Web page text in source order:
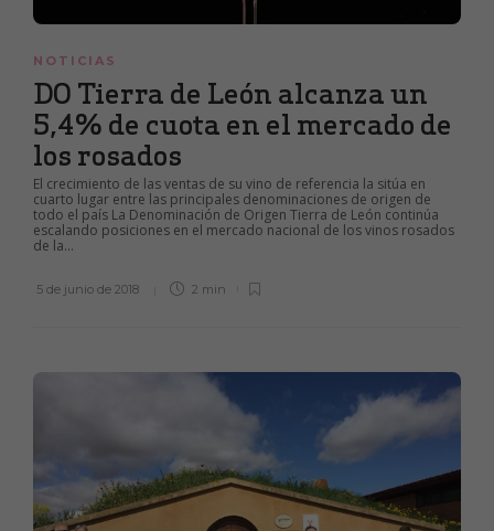
NOTICIAS
DO Tierra de León alcanza un
5,4% de cuota en el mercado de
los rosados
El crecimiento de las ventas de su vino de referencia la sitúa en
cuarto lugar entre las principales denominaciones de origen de
todo el país La Denominación de Origen Tierra de León continúa
escalando posiciones en el mercado nacional de los vinos rosados
de la...
5 de junio de 2018 2 min